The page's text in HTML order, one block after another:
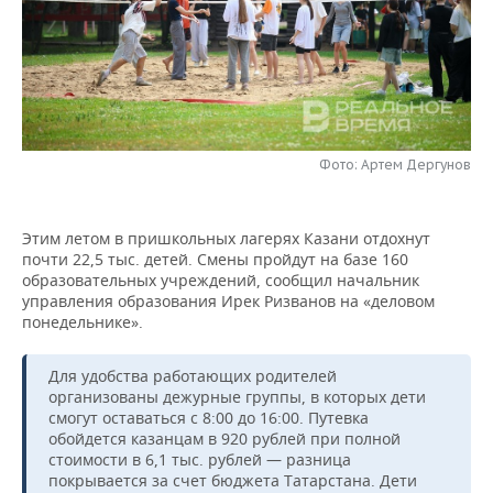
НЕФТЕХИМИЯ
НЕФТЬ
ОПК
РОЗНИЧНАЯ ТОРГОВЛЯ
ТРАНСПОРТ
УСЛУГИ
НОВОСТИ ТЕХНОЛОГИЙ
IT
МЕДИА
МЕРОПРИЯТИЯ
НОВОСТИ МЕРОПРИЯТИЙ
ВЫЕЗДНАЯ РЕДАКЦИЯ
ONLINE-КОНФЕРЕНЦИИ
ОТКРЫТАЯ ЛЕКЦИЯ
СПОРТ
НОВОСТИ СПОРТА
ХОККЕЙ
БАСКЕТБОЛ
КИБЕРСПОРТ
ФИГУРНОЕ КАТАНИЕ
ОБЩЕСТВО
ВЛАСТЬ
ИНФРАСТРУКТУРА
КУЛЬТУРА
МЕДИЦИНА
СЮЖЕТЫ
СПРАВОЧНИК
СПИСОК КОМПАНИЙ
Фото: Артем Дергунов
Этим летом в пришкольных лагерях Казани отдохнут
почти 22,5 тыс. детей. Смены пройдут на базе 160
образовательных учреждений, сообщил начальник
управления образования Ирек Ризванов на «деловом
понедельнике».
Для удобства работающих родителей
организованы дежурные группы, в которых дети
смогут оставаться с 8:00 до 16:00. Путевка
обойдется казанцам в 920 рублей при полной
стоимости в 6,1 тыс. рублей — разница
покрывается за счет бюджета Татарстана. Дети